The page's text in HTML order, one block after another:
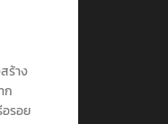
ร้าง
ก
อรอย